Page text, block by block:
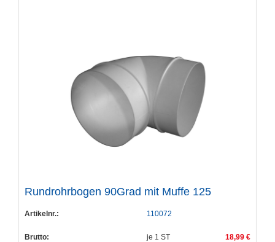
Rundrohrbogen 90Grad mit Muffe 125
Artikelnr.: 110072
Brutto: je 1 ST 18,99 €